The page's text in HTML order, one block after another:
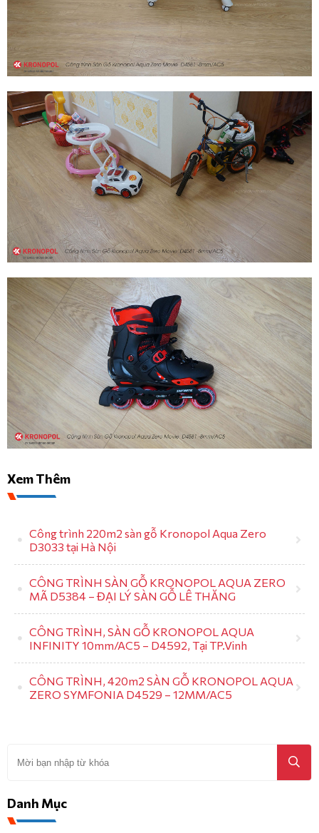
Xem Thêm
Công trình 220m2 sàn gỗ Kronopol Aqua Zero
D3033 tại Hà Nội
CÔNG TRÌNH SÀN GỖ KRONOPOL AQUA ZERO
MÃ D5384 – ĐẠI LÝ SÀN GỖ LÊ THĂNG
CÔNG TRÌNH, SÀN GỖ KRONOPOL AQUA
INFINITY 10mm/AC5 – D4592, Tại TP.Vinh
CÔNG TRÌNH, 420m2 SÀN GỖ KRONOPOL AQUA
ZERO SYMFONIA D4529 – 12MM/AC5
Danh Mục